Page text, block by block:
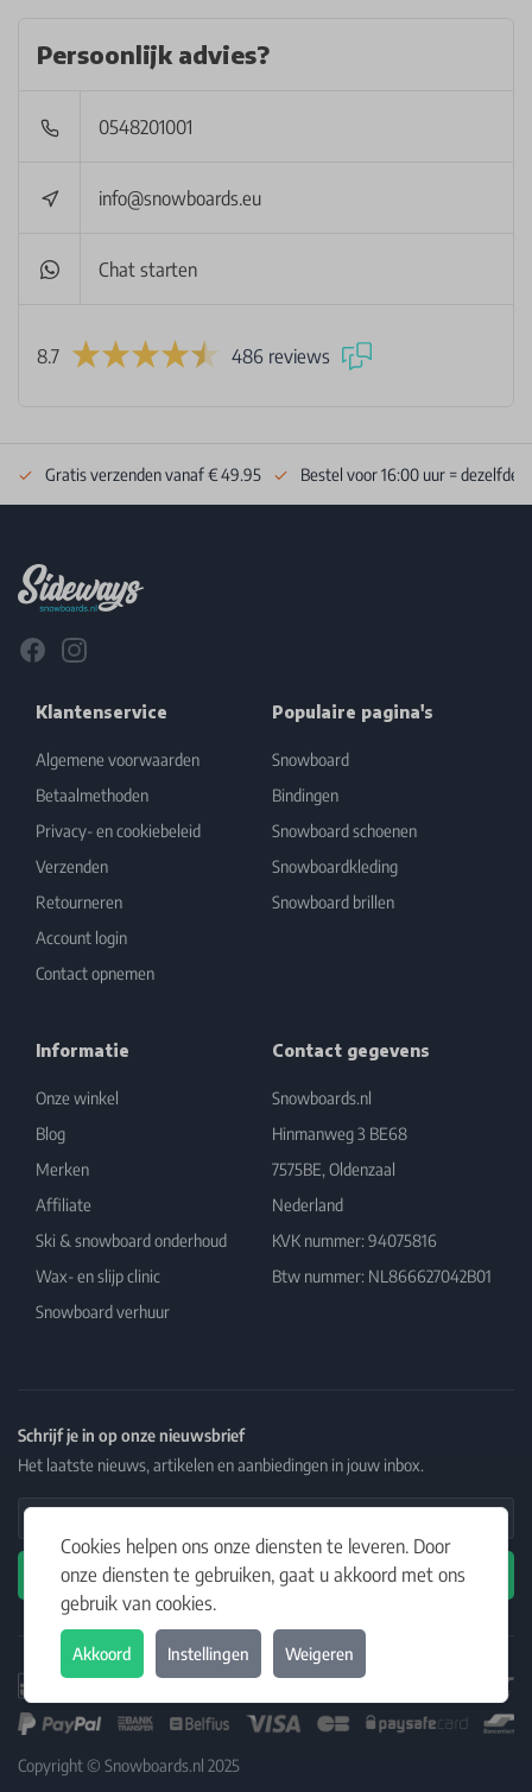
Persoonlijk advies?
0548201001
info@snowboards.eu
Chat starten
8.7 486 reviews
Cookies helpen ons onze diensten te leveren. Door
onze diensten te gebruiken, gaat u akkoord met ons
gebruik van cookies.
Akkoord Instellingen Weigeren
Gratis verzenden vanaf € 49.95 Bestel voor 16:00 uur = dezelfde
FacebookInstagram
Klantenservice
Algemene voorwaarden
Betaalmethoden
Privacy- en cookiebeleid
Verzenden
Retourneren
Account login
Contact opnemen
Populaire pagina's
Snowboard
Bindingen
Snowboard schoenen
Snowboardkleding
Snowboard brillen
Informatie
Onze winkel
Blog
Merken
Affiliate
Ski & snowboard onderhoud
Wax- en slijp clinic
Snowboard verhuur
Contact gegevens
Snowboards.nl
Hinmanweg 3 BE68
7575BE, Oldenzaal
Nederland
KVK nummer: 94075816
Btw nummer: NL866627042B01
Schrijf je in op onze nieuwsbrief
Het laatste nieuws, artikelen en aanbiedingen in jouw inbox.
Email Address
Abonneren
Copyright © Snowboards.nl 2025